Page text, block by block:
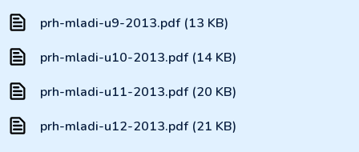
prh-mladi-u9-2013.pdf (13 KB)
prh-mladi-u10-2013.pdf (14 KB)
prh-mladi-u11-2013.pdf (20 KB)
prh-mladi-u12-2013.pdf (21 KB)